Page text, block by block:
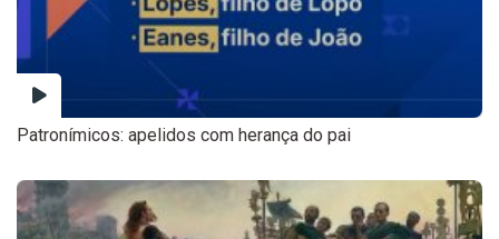
Patronímicos: apelidos com herança do pai